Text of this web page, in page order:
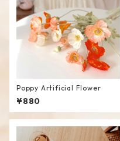
Poppy Artificial Flower
¥880